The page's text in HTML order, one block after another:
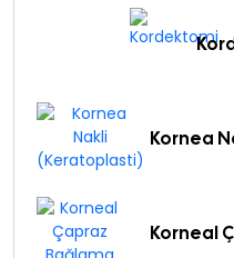
Kornea
Korneal